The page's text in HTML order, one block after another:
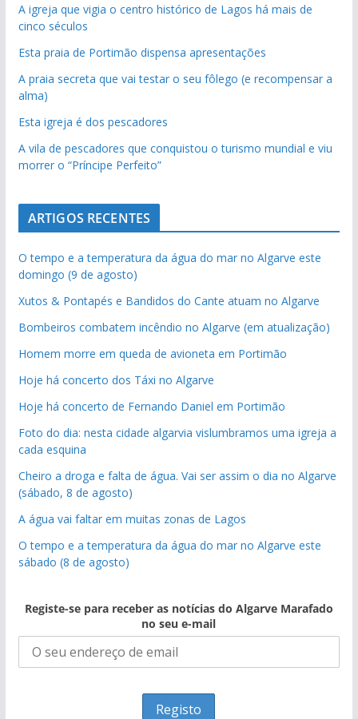
A igreja que vigia o centro histórico de Lagos há mais de
cinco séculos
Esta praia de Portimão dispensa apresentações
A praia secreta que vai testar o seu fôlego (e recompensar a
alma)
Esta igreja é dos pescadores
A vila de pescadores que conquistou o turismo mundial e viu
morrer o “Príncipe Perfeito”
ARTIGOS RECENTES
O tempo e a temperatura da água do mar no Algarve este
domingo (9 de agosto)
Xutos & Pontapés e Bandidos do Cante atuam no Algarve
Bombeiros combatem incêndio no Algarve (em atualização)
Homem morre em queda de avioneta em Portimão
Hoje há concerto dos Táxi no Algarve
Hoje há concerto de Fernando Daniel em Portimão
Foto do dia: nesta cidade algarvia vislumbramos uma igreja a
cada esquina
Cheiro a droga e falta de água. Vai ser assim o dia no Algarve
(sábado, 8 de agosto)
A água vai faltar em muitas zonas de Lagos
O tempo e a temperatura da água do mar no Algarve este
sábado (8 de agosto)
Registe-se para receber as notícias do Algarve Marafado
no seu e-mail